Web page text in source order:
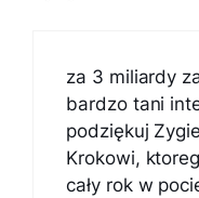
za 3 miliardy
bardzo tani
podziękuj
Krokowi,
cały rok w